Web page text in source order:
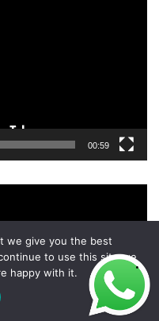
00:59
we give you the best
to use this site we
happy with it.